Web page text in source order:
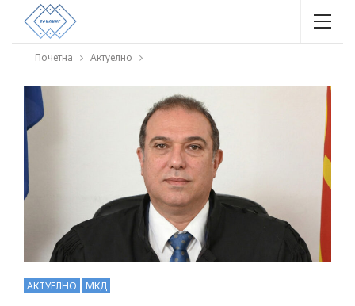
Почетна Актуелно
АКТУЕЛНО МКД